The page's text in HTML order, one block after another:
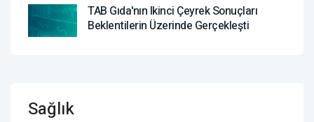
TAB Gıda'nın Ikinci Çeyrek Sonuçları
Beklentilerin Üzerinde Gerçekleşti
Sağlık